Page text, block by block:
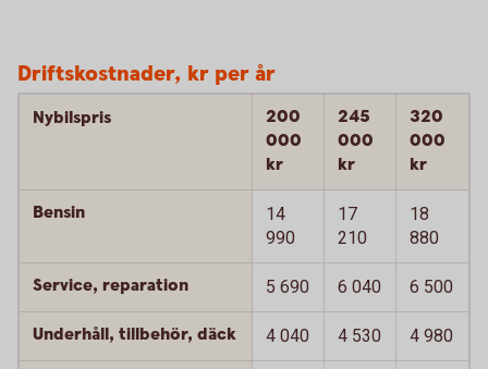
Driftskostnader, kr per år
Nybilspris
200
000
kr
245
000
kr
320
000
kr
Bensin
14
990
17
210
18
880
Service, reparation 5 690 6 040 6 500
Underhåll, tillbehör, däck 4 040 4 530 4 980